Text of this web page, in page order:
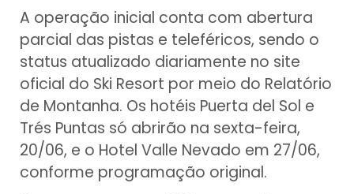
A operação inicial conta com abertura
parcial das pistas e teleféricos, sendo o
status atualizado diariamente no site
oficial do Ski Resort por meio do Relatório
de Montanha. Os hotéis Puerta del Sol e
Trés Puntas só abrirão na sexta-feira,
20/06, e o Hotel Valle Nevado em 27/06,
conforme programação original.